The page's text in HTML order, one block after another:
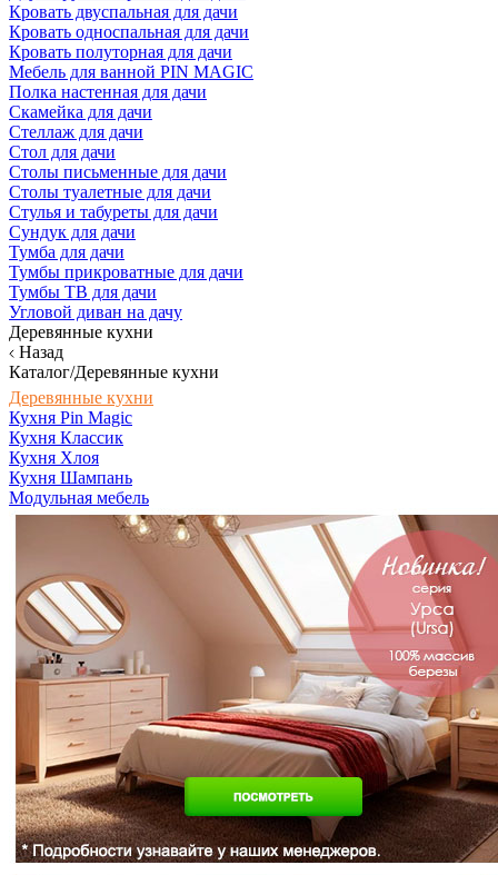
Кровать двуспальная для дачи
Кровать односпальная для дачи
Кровать полуторная для дачи
Мебель для ванной PIN MAGIC
Полка настенная для дачи
Скамейка для дачи
Стеллаж для дачи
Стол для дачи
Столы письменные для дачи
Столы туалетные для дачи
Стулья и табуреты для дачи
Сундук для дачи
Тумба для дачи
Тумбы прикроватные для дачи
Тумбы ТВ для дачи
Угловой диван на дачу
Деревянные кухни
Назад
Каталог/Деревянные кухни
Деревянные кухни
Кухня Pin Magic
Кухня Классик
Кухня Хлоя
Кухня Шампань
Модульная мебель